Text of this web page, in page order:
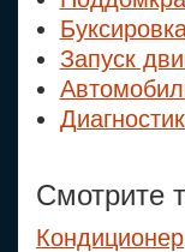
Запуск
Смотрите
Кондиционер